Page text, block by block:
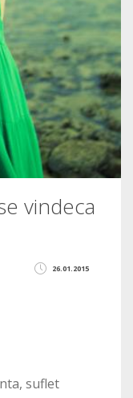
vindeca
26.01.2015
suflet